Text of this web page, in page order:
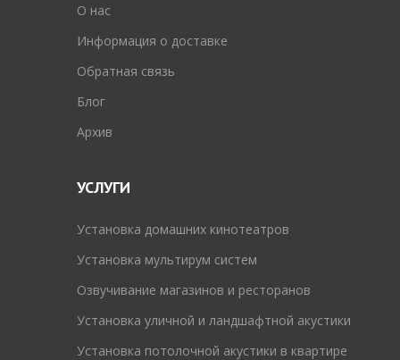
O нас
Информация о доставке
Обратная связь
Блог
Архив
УСЛУГИ
Установка домашних кинотеатров
Установка мультирум систем
Озвучивание магазинов и ресторанов
Установка уличной и ландшафтной акустики
Установка потолочной акустики в квартире